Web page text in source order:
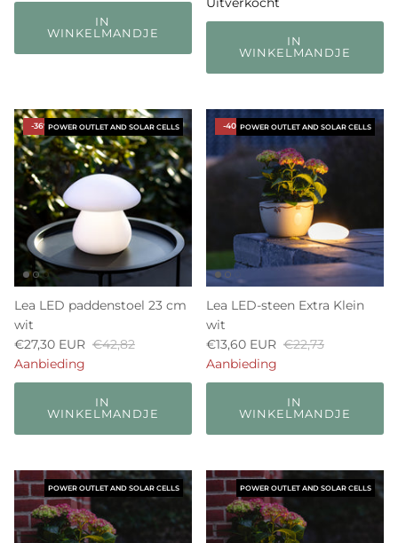
IN
WINKELMANDJE
IN
WINKELMANDJE
POWER OUTLET AND SOLAR CELLS
-36%
Lea LED paddenstoel 23 cm
wit
€27,30 EUR €42,82
Aanbieding
IN
WINKELMANDJE
POWER OUTLET AND SOLAR CELLS
-40%
Lea LED-steen Extra Klein
wit
€13,60 EUR €22,73
Aanbieding
IN
WINKELMANDJE
POWER OUTLET AND SOLAR CELLS POWER OUTLET AND SOLAR CELLS